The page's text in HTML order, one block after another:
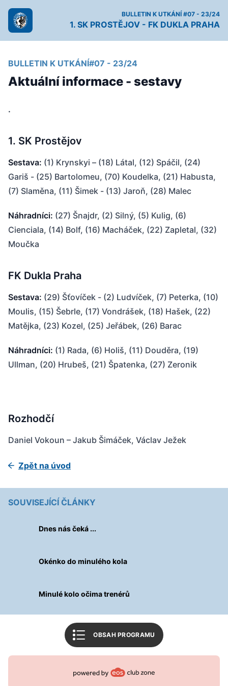
BULLETIN K UTKÁNÍ #07 - 23/24
1. SK PROSTĚJOV - FK DUKLA PRAHA
BULLETIN K UTKÁNÍ#07 - 23/24
Aktuální informace - sestavy
.
1. SK Prostějov
Sestava: (1) Krynskyi – (18) Látal, (12) Spáčil, (24)
Gariš - (25) Bartolomeu, (70) Koudelka, (21) Habusta,
(7) Slaměna, (11) Šimek - (13) Jaroň, (28) Malec
Náhradníci: (27) Šnajdr, (2) Silný, (5) Kulig, (6)
Cienciala, (14) Bolf, (16) Macháček, (22) Zapletal, (32)
Moučka
FK Dukla Praha
Sestava: (29) Šťovíček - (2) Ludvíček, (7) Peterka, (10)
Moulis, (15) Šebrle, (17) Vondrášek, (18) Hašek, (22)
Matějka, (23) Kozel, (25) Jeřábek, (26) Barac
Náhradníci: (1) Rada, (6) Holiš, (11) Douděra, (19)
Ullman, (20) Hrubeš, (21) Špatenka, (27) Zeronik
Rozhodčí
Daniel Vokoun – Jakub Šimáček, Václav Ježek
Zpět na úvod
SOUVISEJÍCÍ ČLÁNKY
Dnes nás čeká ...
Okénko do minulého kola
Minulé kolo očima trenérů
OBSAH PROGRAMU
Informace o utkání
Tabulka soutěže
Mohlo by vás zajímat